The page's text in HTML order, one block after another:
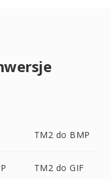
TM2 do BMP
TM2 do GIF